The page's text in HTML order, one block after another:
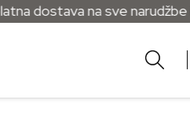
dostava na sve narudžbe